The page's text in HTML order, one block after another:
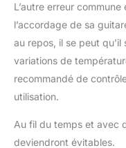
L’autre erreur
l’accordage de sa
au repos, il se peut
variations de
recommandé de
utilisation.
Au fil du temps et avec
deviendront évitables.